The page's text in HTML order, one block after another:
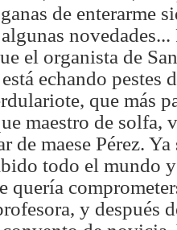
de enterarme
novedades...
el organista de
echando pestes
que más
maestro de solfa,
de maese Pérez. Ya
todo el mundo
quería
y después